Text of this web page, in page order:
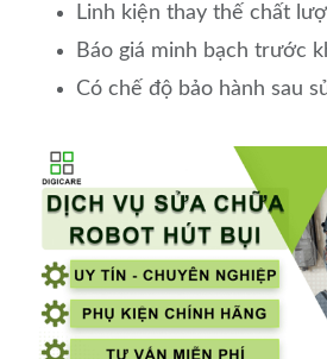
Linh kiện thay thế chất
Báo giá minh bạch trước
Có chế độ bảo hành sau